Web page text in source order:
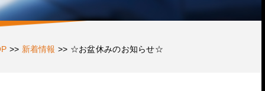
>> 新着情報 >> ☆お盆休みのお知らせ☆